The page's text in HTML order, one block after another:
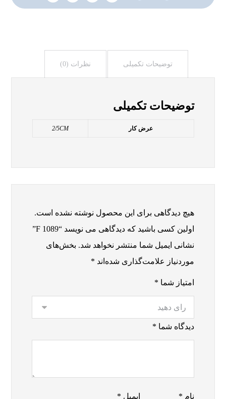
توضیحات تکمیلی نظرات (0)
توضیحات تکمیلی
عرض کار 2/5CM
هیچ دیدگاهی برای این محصول نوشته نشده است.
اولین کسی باشید که دیدگاهی می نویسد “F 1089”
نشانی ایمیل شما منتشر نخواهد شد. بخش‌های
موردنیاز علامت‌گذاری شده‌اند *
امتیاز شما *
دیدگاه شما *
نام * ایمیل *